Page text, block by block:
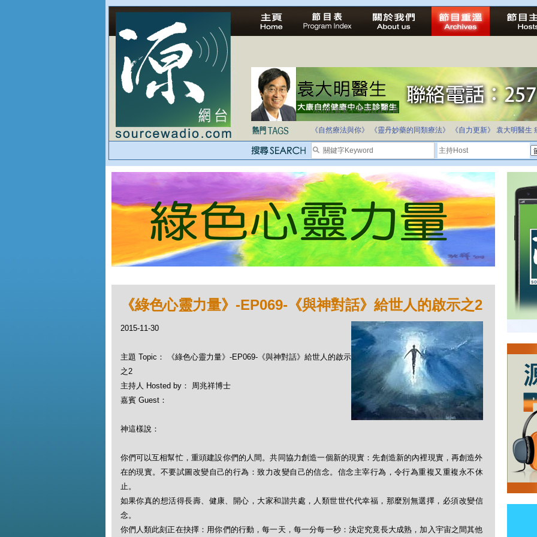
自家教育合法化-推動多元化教育，全民學卷制
《自然療法與你》 《靈丹妙藥的同類療法》 《自力更新》 袁大明醫生
《綠色心靈力量》-EP069-《與神對話》給世人的啟示之2
2015-11-30
主題 Topic： 《綠色心靈力量》-EP069-《與神對話》給世人的啟示
之2
主持人 Hosted by： 周兆祥博士
嘉賓 Guest：
神這樣說：
你們可以互相幫忙，重頭建設你們的人間。共同協力創造一個新的現實：先創造新的內裡現實，再創造外
在的現實。不要試圖改變自己的行為：致力改變自己的信念。信念主宰行為，令行為重複又重複永不休
止。
如果你真的想活得長壽、健康、開心，大家和諧共處，人類世世代代幸福，那麼別無選擇，必須改變信
念。
你們人類此刻正在抉擇：用你們的行動，每一天，每一分每一秒：決定究竟長大成熟，加入宇宙之間其他